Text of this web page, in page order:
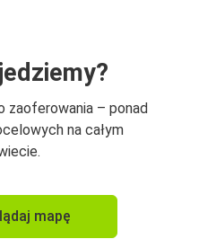
zaoferowania – ponad
na całym
mapę